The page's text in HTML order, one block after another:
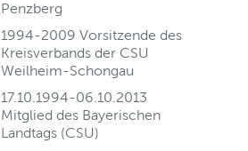
Penzberg
1994-2009 Vorsitzende des
Kreisverbands der CSU
Weilheim-Schongau
17.10.1994-06.10.2013
Mitglied des Bayerischen
Landtags (CSU)